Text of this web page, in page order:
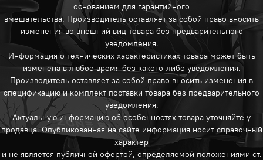
основанием для гарантийного
вмешательства. Производитель оставляет за собой право вносить
изменения во внешний вид товара без предварительного
уведомления.
Информация о технических характеристиках товара может быть
изменена в любое время без какого-либо уведомления.
Производитель оставляет за собой право вносить изменения в
спецификацию и комплект поставки товара без предварительного
уведомления.
Актуальную информацию об особенностях товара уточняйте у
продавца. Опубликованная на сайте информация носит справочный
характер
и не является публичной офертой, определяемой положениями ст.